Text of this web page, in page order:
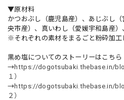
▼原材料
かつおぶし（鹿児島産）、あじぶし
央市産）、真いわし（愛媛宇和島産）
※それぞれの素材をまるごと粉砕加工
黒め塩についてのストーリーはこちら
→https://dogotsubaki.thebase.in/
１）
→https://dogotsubaki.thebase.in/
２）